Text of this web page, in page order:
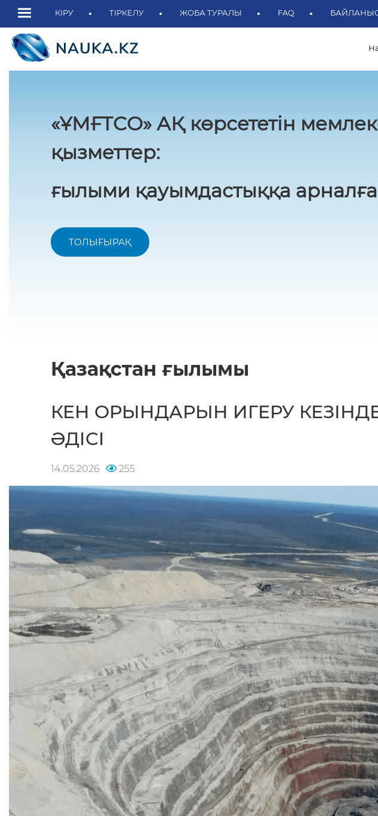
КІРУ ТІРКЕЛУ ЖОБА ТУРАЛЫ FAQ
«ҰМҒТСО» АҚ көрсететін
қызметтер:
ғылыми қауымдастыққа
ТОЛЫҒЫРАҚ
Қазақстан ғылымы
КЕН ОРЫНДАРЫН ИГЕРУ
ӘДІСІ
14.05.2026 255